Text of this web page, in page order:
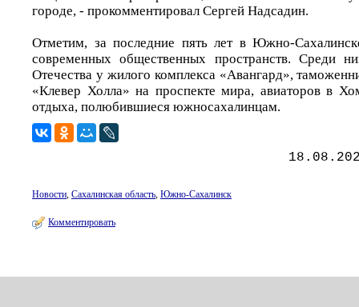
городе, - прокомментировал Сергей Надсадин.
Отметим, за последние пять лет в Южно-
современных общественных пространств. Среди
Отечества у жилого комплекса «Авангард»,
«Клевер Холла» на проспекте мира, авиаторов в
отдыха, полюбившиеся южносахалинцам.
Новости, Сахалинская область, Южно-Сахалинск
Комментировать